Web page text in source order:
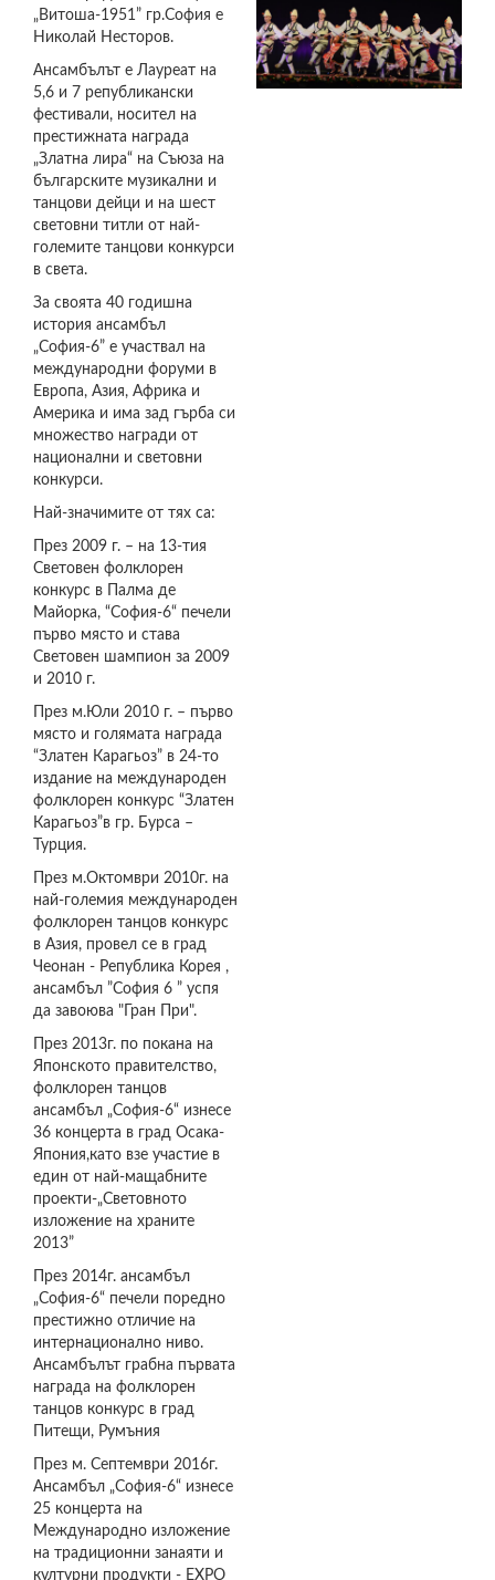
„Витоша-1951” гр.София е
Николай Несторов.
Ансамбълът е Лауреат на
5,6 и 7 републикански
фестивали, носител на
престижната награда
„Златна лира“ на Съюза на
българските музикални и
танцови дейци и на шест
световни титли от най-
големите танцови конкурси
в света.
За своята 40 годишна
история ансамбъл
„София-6” е участвал на
международни форуми в
Европа, Азия, Африка и
Америка и има зад гърба си
множество награди от
национални и световни
конкурси.
Най-значимите от тях са:
През 2009 г. – на 13-тия
Световен фолклорен
конкурс в Палма де
Майорка, “София-6“ печели
първо място и става
Световен шампион за 2009
и 2010 г.
През м.Юли 2010 г. – първо
място и голямата награда
“Златен Карагьоз” в 24-то
издание на международен
фолклорен конкурс “Златен
Карагьоз”в гр. Бурса –
Турция.
През м.Октомври 2010г. на
най-големия международен
фолклорен танцов конкурс
в Азия, провел се в град
Чеонан - Република Корея ,
ансамбъл ”София 6 ” успя
да завоюва "Гран При".
През 2013г. по покана на
Японското правителство,
фолклорен танцов
ансамбъл „София-6“ изнесе
36 концерта в град Осака-
Япония,като взе участие в
един от най-мащабните
проекти-„Световното
изложение на храните
2013”
През 2014г. ансамбъл
„София-6“ печели поредно
престижно отличие на
интернационално ниво.
Ансамбълът грабна първата
награда на фолклорен
танцов конкурс в град
Питещи, Румъния
През м. Септември 2016г.
Ансамбъл „София-6“ изнесе
25 концерта на
Международно изложение
на традиционни занаяти и
културни продукти - EXPO